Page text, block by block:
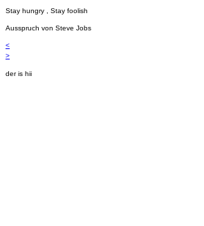
Stay hungry , Stay foolish
Ausspruch von Steve Jobs
<
>
der is hii